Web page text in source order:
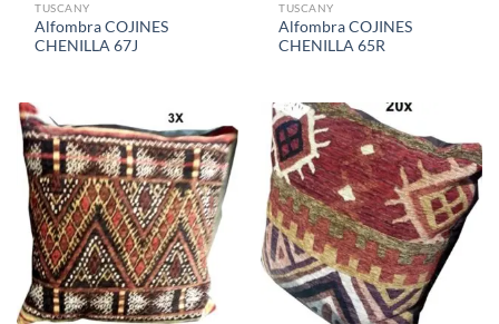
TUSCANY
Alfombra COJINES
CHENILLA 67J
TUSCANY
Alfombra COJINES
CHENILLA 65R